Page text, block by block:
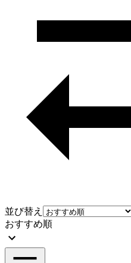
並び替え
おすすめ順